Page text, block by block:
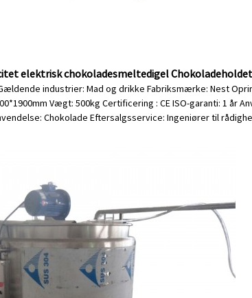
elektrisk chokoladesmeltedigel
industrier: Mad og drikke Fabriksmærke: Nest
Vægt: 500kg Certificering : CE ISO-garanti: 1
Chokolade Eftersalgsservice: Ingeniører til